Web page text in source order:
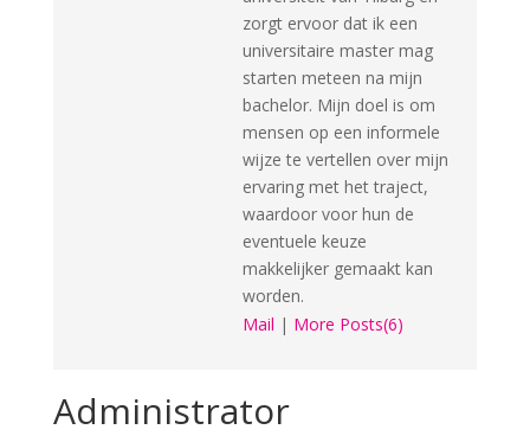
zorgt ervoor dat ik een
universitaire master mag
starten meteen na mijn
bachelor. Mijn doel is om
mensen op een informele
wijze te vertellen over mijn
ervaring met het traject,
waardoor voor hun de
eventuele keuze
makkelijker gemaakt kan
worden.
Mail | More Posts(6)
Administrator